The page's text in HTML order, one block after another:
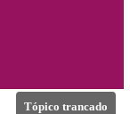
Tópico trancado